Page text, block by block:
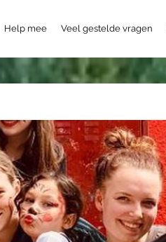
Help mee Veel gestelde vragen